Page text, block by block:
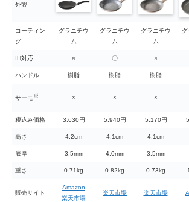
外観
コーティン
グ
グラニチウ
ム
グラニチウ
ム
グラニチウ
ム
IH対応 × 〇 ×
ハンドル 樹脂 樹脂 樹脂
サーモ※ × × ×
税込み価格 3,630円 5,940円 5,170円
高さ 4.2cm 4.1cm 4.1cm
底厚 3.5mm 4.0mm 3.5mm
重さ 0.71kg 0.82kg 0.73kg
販売サイト
Amazon
楽天市場
楽天市場 楽天市場